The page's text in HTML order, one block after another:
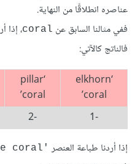
عناصره انطلاقًا من النهاية.
ففي مثالنا السابق عن coral، إذا
فالناتج كالآتي:
‘elkhorn
coral’
‘pillar
coral’
-1
-2
إذا أردنا طباعة العنصر 'blue coral'